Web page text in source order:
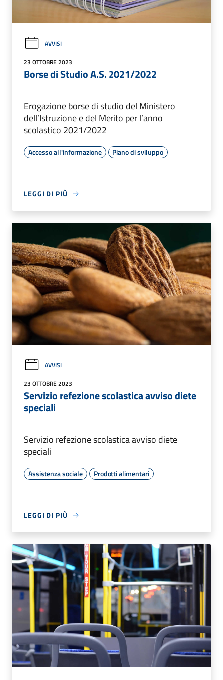
AVVISI
23 OTTOBRE 2023
Borse di Studio A.S. 2021/2022
Erogazione borse di studio del Ministero
dell’Istruzione e del Merito per l’anno
scolastico 2021/2022
Accesso all'informazione Piano di sviluppo
LEGGI DI PIÙ
AVVISI
23 OTTOBRE 2023
Servizio refezione scolastica avviso diete
speciali
Servizio refezione scolastica avviso diete
speciali
Assistenza sociale Prodotti alimentari
LEGGI DI PIÙ